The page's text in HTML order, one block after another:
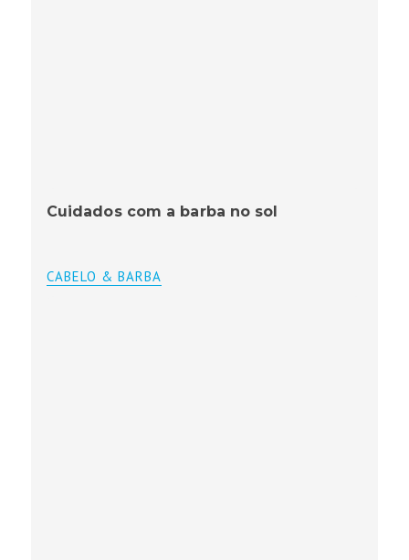
Cuidados com a barba no sol
CABELO & BARBA